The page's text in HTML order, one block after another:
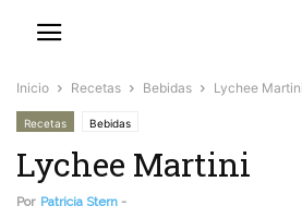
Inicio Recetas Bebidas Lychee Martini
Recetas Bebidas
Lychee Martini
Por Patricia Stern -